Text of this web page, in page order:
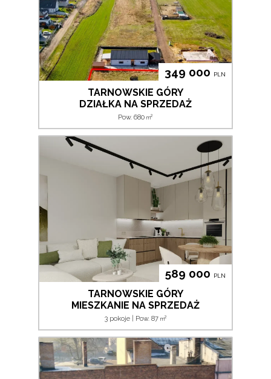
349 000 PLN
TARNOWSKIE GÓRY
DZIAŁKA NA SPRZEDAŻ
Pow. 680 m2
589 000 PLN
TARNOWSKIE GÓRY
MIESZKANIE NA SPRZEDAŻ
3 pokoje | Pow. 87 m2